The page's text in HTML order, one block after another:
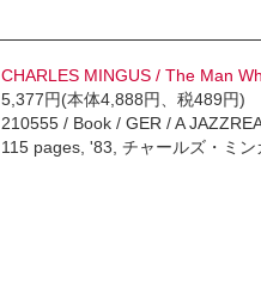
CHARLES MINGUS / The Man
5,377円(本体4,888円、税489円)
210555 / Book / GER / A
115 pages, '83, チャールズ・ミン